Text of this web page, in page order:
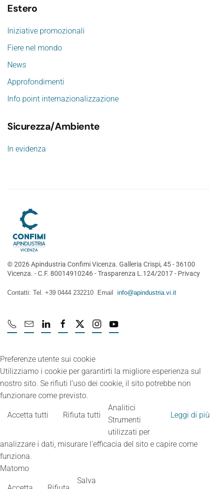
Estero
Iniziative promozionali
Fiere nel mondo
News
Approfondimenti
Info point internazionalizzazione
Sicurezza/Ambiente
In evidenza
©2026Apindustria Confimi Vicenza. Galleria Crispi, 45 - 36100
Vicenza. - C.F. 80014910246 -Trasparenza L.124/2017- Privacy
Contatti: Tel. +39 0444 232210 Email info@apindustria.vi.it
Preferenze utente sui cookie
Utilizziamo i cookie per garantirti la migliore esperienza sul
nostro sito. Se rifiuti l’uso dei cookie, il sito potrebbe non
funzionare come previsto.
Accetta tutti Rifiuta tutti Leggi di più
Analitici
Strumenti
utilizzati per
analizzare i dati, misurare l’efficacia del sito e capire come
funziona.
Matomo
Salva